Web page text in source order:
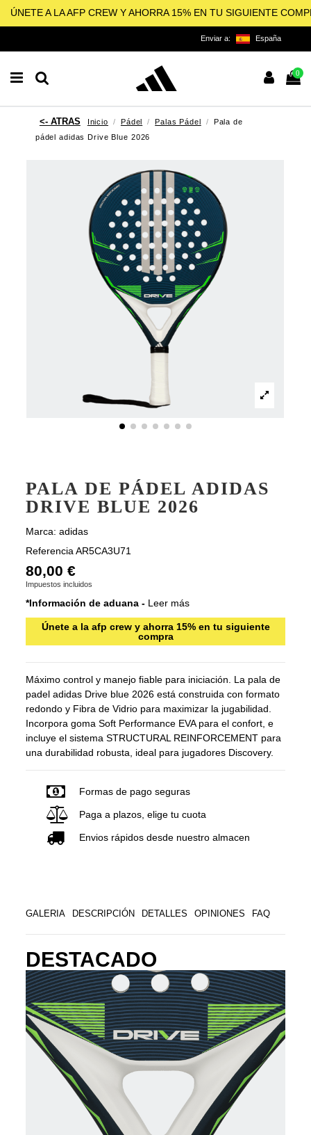
ÚNETE A LA AFP CREW Y AHORRA 15% EN TU SIGUIENTE
Enviar a: España
0
Inicio Pádel Palas Pádel
Pala de
pádel adidas Drive Blue 2026
PALA DE PÁDEL ADIDAS
DRIVE BLUE 2026
Marca: adidas
Referencia AR5CA3U71
80,00 €
Impuestos incluidos
*Información de aduana - Leer más
Únete a la afp crew y ahorra 15% en tu siguiente
compra
Máximo control y manejo fiable para iniciación. La pala de
padel adidas Drive blue 2026 está construida con formato
redondo y Fibra de Vidrio para maximizar la jugabilidad.
Incorpora goma Soft Performance EVA para el confort, e
incluye el sistema STRUCTURAL REINFORCEMENT para
una durabilidad robusta, ideal para jugadores Discovery.
Formas de pago seguras
Paga a plazos, elige tu cuota
Envios rápidos desde nuestro almacen
GALERIA DESCRIPCIÓN DETALLES OPINIONES FAQ
DESTACADO